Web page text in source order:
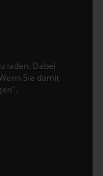
laden. Dabei
Sie damit